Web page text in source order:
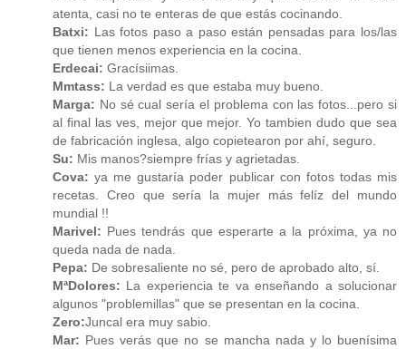
atenta, casi no te enteras de que estás cocinando.
Batxi: Las fotos paso a paso están pensadas para los/las
que tienen menos experiencia en la cocina.
Erdecai: Gracísiimas.
Mmtass: La verdad es que estaba muy bueno.
Marga: No sé cual sería el problema con las fotos...pero si
al final las ves, mejor que mejor. Yo tambien dudo que sea
de fabricación inglesa, algo copietearon por ahí, seguro.
Su: Mis manos?siempre frías y agrietadas.
Cova: ya me gustaría poder publicar con fotos todas mis
recetas. Creo que sería la mujer más felíz del mundo
mundial !!
Marivel: Pues tendrás que esperarte a la próxima, ya no
queda nada de nada.
Pepa: De sobresaliente no sé, pero de aprobado alto, sí.
MªDolores: La experiencia te va enseñando a solucionar
algunos "problemillas" que se presentan en la cocina.
Zero:Juncal era muy sabio.
Mar: Pues verás que no se mancha nada y lo buenísima